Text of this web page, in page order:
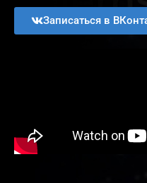
Записаться в